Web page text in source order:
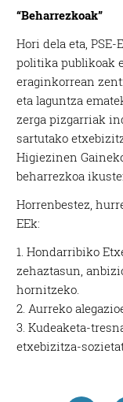
“Beharrezkoak”
Hori dela eta,
politika publikoak
eraginkorrean
eta laguntza
zerga pizgarriak
sartutako
Higiezinen
beharrezkoa
Horrenbestez,
EEk:
1. Hondarribiko
zehaztasun,
hornitzeko.
2. Aurreko
3. Kudeaketa-
etxebizitza-